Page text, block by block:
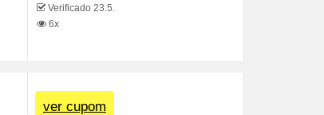
Verificado 23.5.
6x
ver cupom